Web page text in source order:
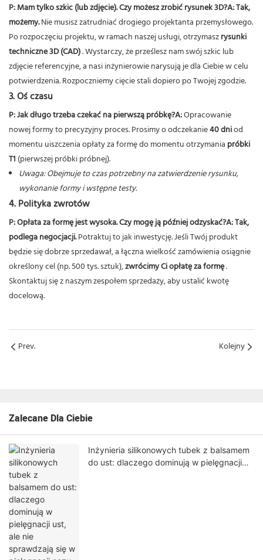
P: Mam tylko szkic (lub zdjęcie). Czy możesz zrobić rysunek 3D?A:Tak,
możemy.Nie musisz zatrudniać drogiego projektanta przemysłowego.
Po rozpoczęciu projektu, w ramach naszej usługi, otrzymaszrysunki
techniczne 3D (CAD). Wystarczy, że prześlesz nam swój szkic lub
zdjęcie referencyjne, a nasi inżynierowie narysują je dla Ciebie w celu
potwierdzenia. Rozpoczniemy cięcie stali dopiero po Twojej zgodzie.
3. Oś czasu
P: Jak długo trzeba czekać na pierwszą próbkę?A:Opracowanie
nowej formy to precyzyjny proces. Prosimy o odczekanie40 dniod
momentu uiszczenia opłaty za formę do momentu otrzymania próbki
T1 (pierwszej próbki próbnej).
Uwaga: Obejmuje to czas potrzebny na zatwierdzenie rysunku,
wykonanie formy i wstępne testy.
4. Polityka zwrotów
P: Opłata za formę jest wysoka. Czy mogę ją później odzyskać?A:Tak,
podlega negocjacji.Potraktuj to jak inwestycję. Jeśli Twój produkt
będzie się dobrze sprzedawał, a łączna wielkość zamówienia osiągnie
określony cel (np. 500 tys. sztuk),zwrócimy Ci opłatę za formę.
Skontaktuj się z naszym zespołem sprzedaży, aby ustalić kwotę
docelową.
Prev. Kolejny
Zalecane Dla Ciebie
Inżynieria silikonowych tubek z balsamem
do ust: dlaczego dominują w pielęgnacji